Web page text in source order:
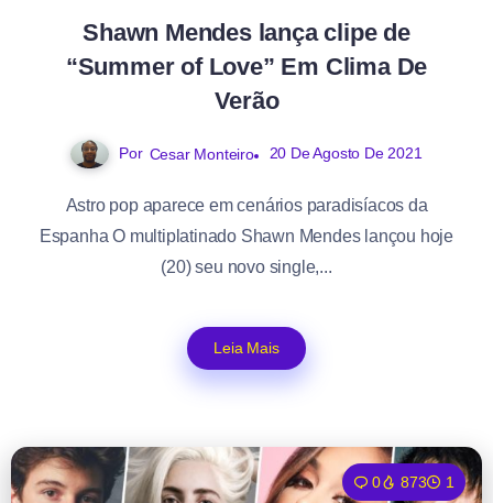
Shawn Mendes lança clipe de
“Summer of Love” Em Clima De
Verão
Por Cesar Monteiro 20 De Agosto De 2021
Astro pop aparece em cenários paradisíacos da
Espanha O multiplatinado Shawn Mendes lançou hoje
(20) seu novo single,...
Leia Mais
0 873 1